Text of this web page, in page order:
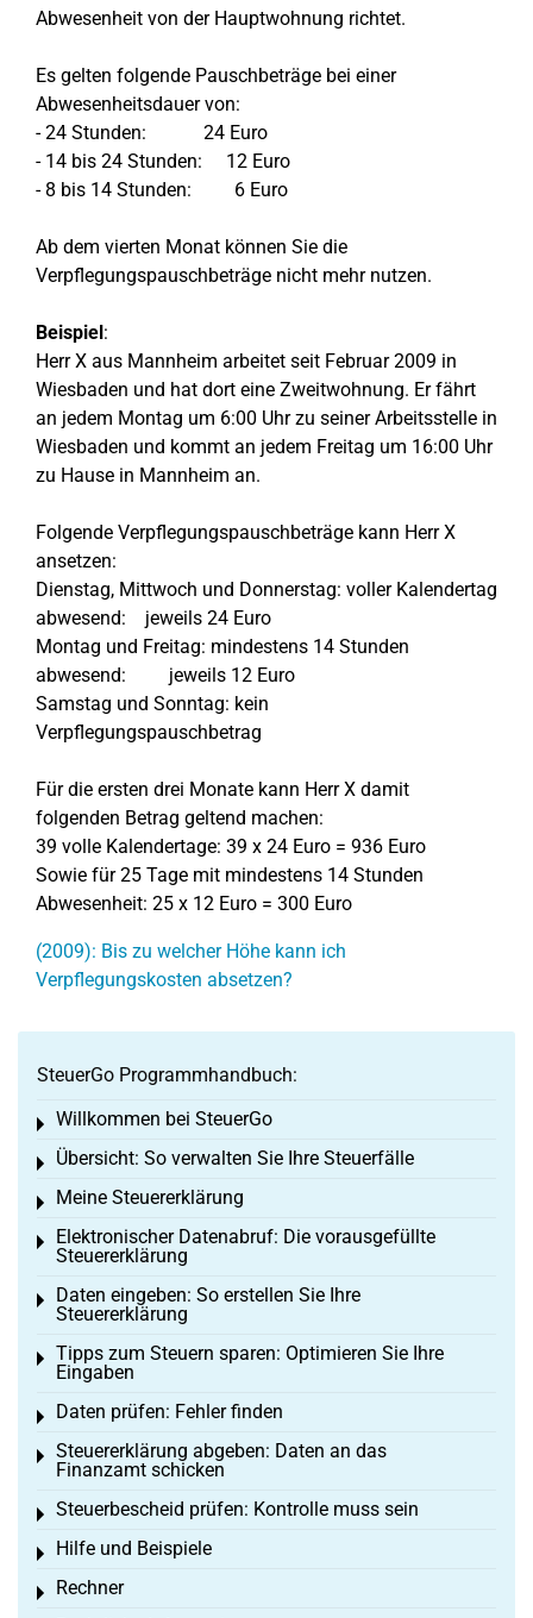
Abwesenheit von der Hauptwohnung richtet.
Es gelten folgende Pauschbeträge bei einer
Abwesenheitsdauer von:
- 24 Stunden: 24 Euro
- 14 bis 24 Stunden: 12 Euro
- 8 bis 14 Stunden: 6 Euro
Ab dem vierten Monat können Sie die
Verpflegungspauschbeträge nicht mehr nutzen.
Beispiel:
Herr X aus Mannheim arbeitet seit Februar 2009 in
Wiesbaden und hat dort eine Zweitwohnung. Er fährt
an jedem Montag um 6:00 Uhr zu seiner Arbeitsstelle in
Wiesbaden und kommt an jedem Freitag um 16:00 Uhr
zu Hause in Mannheim an.
Folgende Verpflegungspauschbeträge kann Herr X
ansetzen:
Dienstag, Mittwoch und Donnerstag: voller Kalendertag
abwesend: jeweils 24 Euro
Montag und Freitag: mindestens 14 Stunden
abwesend: jeweils 12 Euro
Samstag und Sonntag: kein
Verpflegungspauschbetrag
Für die ersten drei Monate kann Herr X damit
folgenden Betrag geltend machen:
39 volle Kalendertage: 39 x 24 Euro = 936 Euro
Sowie für 25 Tage mit mindestens 14 Stunden
Abwesenheit: 25 x 12 Euro = 300 Euro
(2009): Bis zu welcher Höhe kann ich
Verpflegungskosten absetzen?
SteuerGo Programmhandbuch:
Willkommen bei SteuerGo
Toggle menu
Übersicht: So verwalten Sie Ihre Steuerfälle
Toggle menu
Meine Steuererklärung
Toggle menu
Elektronischer Datenabruf: Die vorausgefüllte
Steuererklärung
Toggle menu
Daten eingeben: So erstellen Sie Ihre
Steuererklärung
Toggle menu
Tipps zum Steuern sparen: Optimieren Sie Ihre
Eingaben
Toggle menu
Daten prüfen: Fehler finden
Toggle menu
Steuererklärung abgeben: Daten an das
Finanzamt schicken
Toggle menu
Steuerbescheid prüfen: Kontrolle muss sein
Toggle menu
Hilfe und Beispiele
Toggle menu
Rechner
Toggle menu